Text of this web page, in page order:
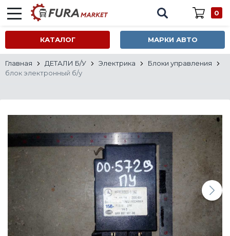
0
КАТАЛОГ МАРКИ АВТО
Главная ДЕТАЛИ Б/У Электрика
Блоки управления
блок электронный б/у